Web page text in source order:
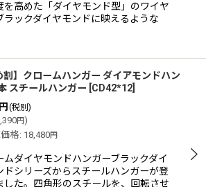
を高めた「ダイヤモンド型」のワイヤ
ラックダイヤモンドに映えるような
割】クロームハンガー ダイアモンドハン
スチールハンガー CD42*12
円 (税別)
円)
格: 18,480円
ムダイヤモンドハンガーブラックダイ
ドシリーズからスチールハンガーが登
した。四角形のスチールを、回転させ